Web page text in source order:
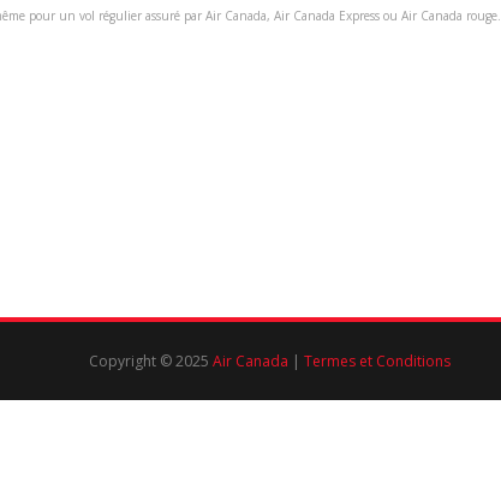
pour un vol régulier assuré par Air Canada, Air Canada Express ou Air Canada rouge.
Copyright © 2025 Air Canada | Termes et Conditions